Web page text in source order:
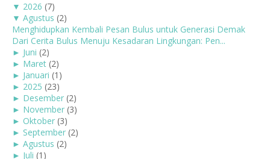
▼ 2026 (7)
▼ Agustus (2)
Menghidupkan Kembali Pesan Bulus untuk Generasi Demak
Dari Cerita Bulus Menuju Kesadaran Lingkungan: Pen...
► Juni (2)
► Maret (2)
► Januari (1)
► 2025 (23)
► Desember (2)
► November (3)
► Oktober (3)
► September (2)
► Agustus (2)
► Juli (1)